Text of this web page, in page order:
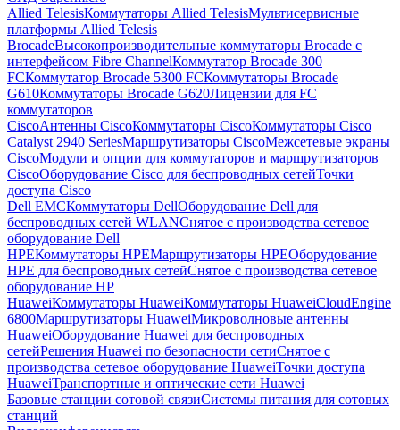
Allied TelesisКоммутаторы Allied TelesisМультисервисные
платформы Allied Telesis
BrocadeВысокопроизводительные коммутаторы Brocade с
интерфейсом Fibre ChannelКоммутатор Brocade 300
FCКоммутатор Brocade 5300 FCКоммутаторы Brocade
G610Коммутаторы Brocade G620Лицензии для FC
коммутаторов
CiscoАнтенны CiscoКоммутаторы CiscoКоммутаторы Cisco
Catalyst 2940 SeriesМаршрутизаторы CiscoМежсетевые экраны
CiscoМодули и опции для коммутаторов и маршрутизаторов
CiscoОборудование Cisco для беспроводных сетейТочки
доступа Cisco
Dell EMCКоммутаторы DellОборудование Dell для
беспроводных сетей WLANСнятое с производства сетевое
оборудование Dell
HPEКоммутаторы HPEМаршрутизаторы HPEОборудование
HPE для беспроводных сетейСнятое с производства сетевое
оборудование HP
HuaweiКоммутаторы HuaweiКоммутаторы HuaweiCloudEngine
6800Маршрутизаторы HuaweiМикроволновые антенны
HuaweiОборудование Huawei для беспроводных
сетейРешения Huawei по безопасности сетиСнятое с
производства сетевое оборудование HuaweiТочки доступа
HuaweiТранспортные и оптические сети Huawei
Базовые станции сотовой связиСистемы питания для сотовых
станций